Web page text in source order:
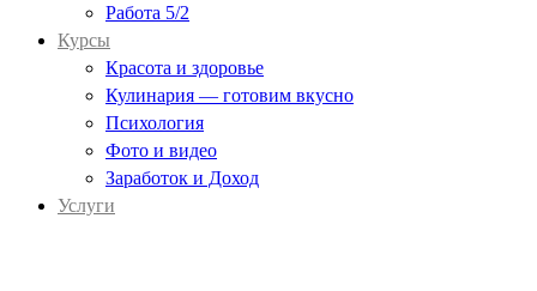
Работа 5/2
Курсы
Красота и здоровье
Кулинария — готовим вкусно
Психология
Фото и видео
Заработок и Доход
Услуги